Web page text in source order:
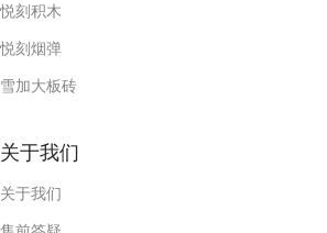
悦刻积木
悦刻烟弹
雪加大板砖
关于我们
关于我们